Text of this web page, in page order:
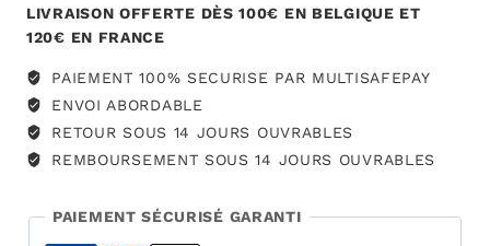
blanche
LIVRAISON OFFERTE DÈS 100€ EN BELGIQUE ET
120€ EN FRANCE
PAIEMENT 100% SECURISE PAR MULTISAFEPAY
ENVOI ABORDABLE
RETOUR SOUS 14 JOURS OUVRABLES
REMBOURSEMENT SOUS 14 JOURS OUVRABLES
PAIEMENT SÉCURISÉ GARANTI